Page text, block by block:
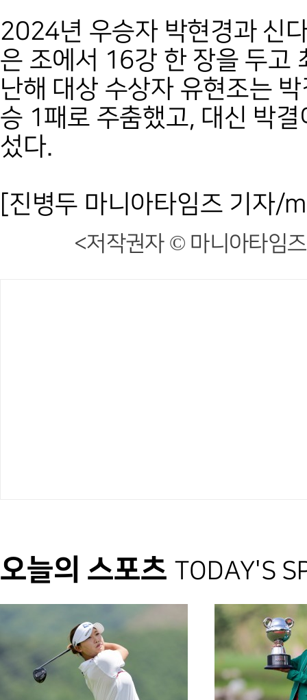
2024년 우승자 박현경과 신
은 조에서 16강 한 장을 두고
난해 대상 수상자 유현조는
승 1패로 주춤했고, 대신 박
섰다.
[진병두 마니아타임즈 기
<저작권자 © 마니아타임
오늘의 스포츠 TODAY'S